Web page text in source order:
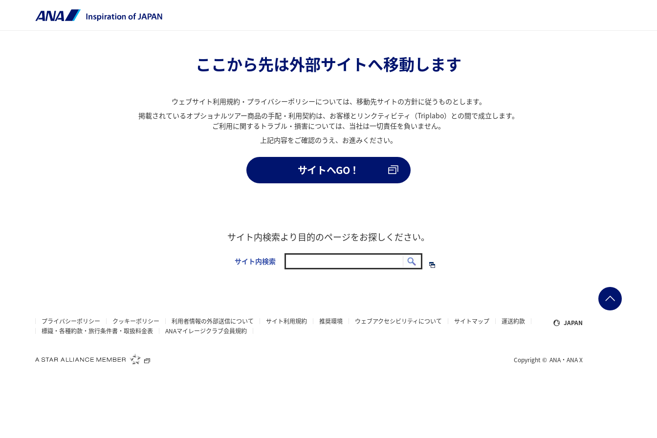
ここから先は外部サイトへ移動します
ウェブサイト利用規約・プライバシーポリシーについては、移動先サイトの方針に従うものとします。
掲載されているオプショナルツアー商品の手配・利用契約は、お客様とリンクティビティ（Triplabo）との間で成立します。
ご利用に関するトラブル・損害については、当社は一切責任を負いません。
上記内容をご確認のうえ、お進みください。
サイトへGO！
サイト内検索より目的のページをお探しください。
サイト内検索
プライバシーポリシー クッキーポリシー 利用者情報の外部送信について サイト利用規約 推奨環境 ウェブアクセシビリティについて サイトマップ
運送約款
標識・各種約款・旅行条件書・取扱料金表
ANAマイレージクラブ会員規約
JAPAN
Copyright © ANA・ANA X